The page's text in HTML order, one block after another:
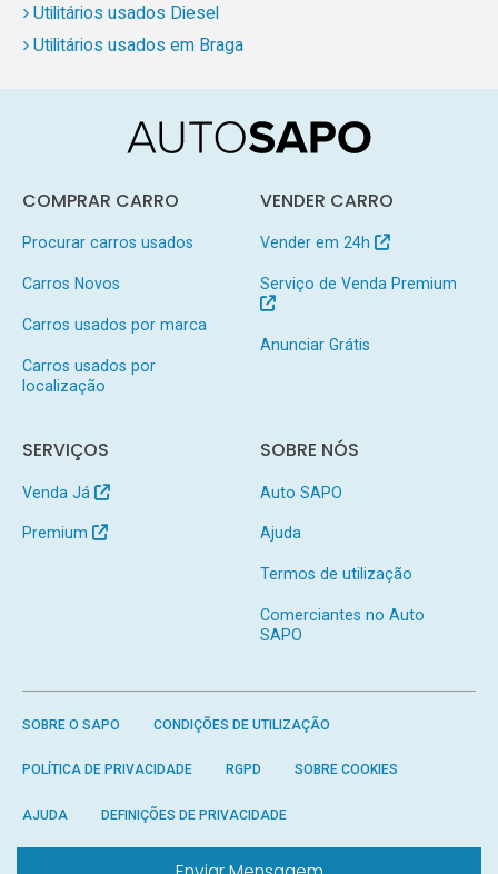
Utilitários usados Diesel
Utilitários usados em Braga
COMPRAR CARRO
Procurar carros usados
Carros Novos
Carros usados por marca
Carros usados por
localização
VENDER CARRO
Vender em 24h
Serviço de Venda Premium
Anunciar Grátis
SERVIÇOS
Venda Já
Premium
SOBRE NÓS
Auto SAPO
Ajuda
Termos de utilização
Comerciantes no Auto
SAPO
SOBRE O SAPO CONDIÇÕES DE UTILIZAÇÃO
POLÍTICA DE PRIVACIDADE RGPD SOBRE COOKIES
AJUDA DEFINIÇÕES DE PRIVACIDADE